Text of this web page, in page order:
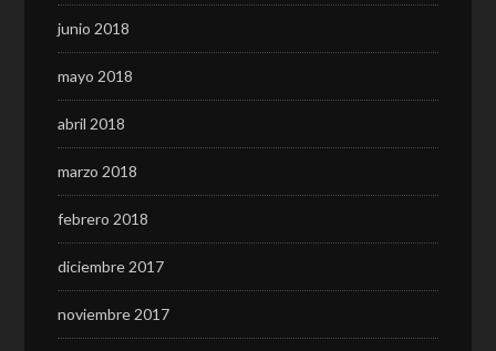
junio 2018
mayo 2018
abril 2018
marzo 2018
febrero 2018
diciembre 2017
noviembre 2017